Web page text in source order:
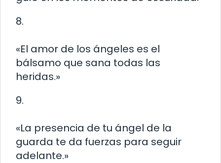
8.
«El amor de los ángeles es el
bálsamo que sana todas las
heridas.»
9.
«La presencia de tu ángel de la
guarda te da fuerzas para seguir
adelante.»